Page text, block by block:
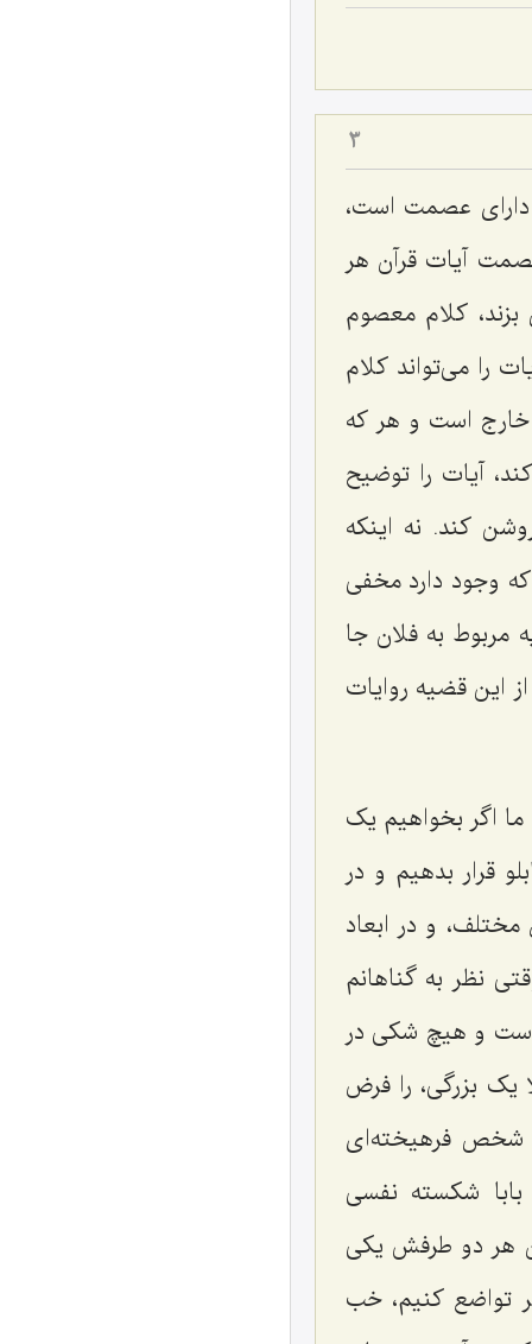
3
عصمت است،
آیات قرآن هر
کلام معصوم
را می‌تواند کلام
خارج است و هر که
آیات را توضیح
کند. نه اینکه
وجود دارد مخفی
مربوط به فلان جا
این قضیه روایات
اگر بخواهیم یک
قرار بدهیم و در
و در ابعاد
نظر به گناهانم
و هیچ شکی در
یک بزرگی، را فرض
شخص فرهیخته‌ای
شکسته نفسی
هر دو طرفش یکی
تواضع کنیم، خب